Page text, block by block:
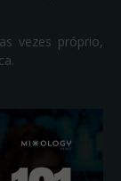
vezes próprio,